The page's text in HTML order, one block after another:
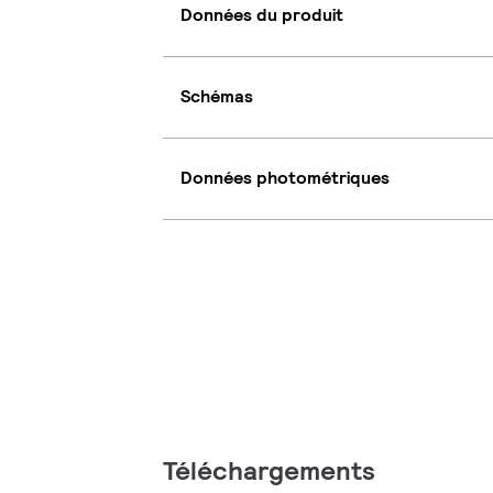
Données du produit
Schémas
Données photométriques
Téléchargements